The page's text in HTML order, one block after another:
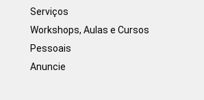
Serviços
Workshops, Aulas e Cursos
Pessoais
Anuncie